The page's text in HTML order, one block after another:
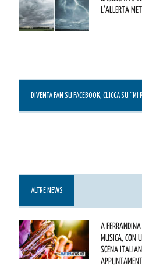
l’allerta
DIVENTA FAN SU FACEBOOK, CLICCA SU “MI
ALTRE NEWS
A
musica, con
scena